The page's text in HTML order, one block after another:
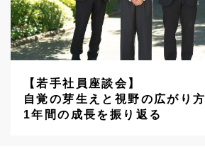
【若手社員座談会】
自覚の芽生えと視野の広がり方
1年間の成長を振り返る